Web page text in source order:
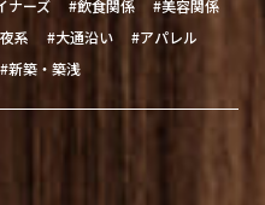
ナーズ #飲食関係
#美容関係
系 #大通沿い
#アパレル
#新築・築浅